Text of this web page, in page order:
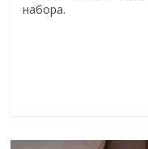
набора.